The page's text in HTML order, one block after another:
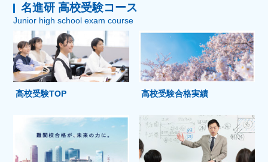
名進研 高校受験コース
Junior high school exam course
高校受験TOP 高校受験合格実績